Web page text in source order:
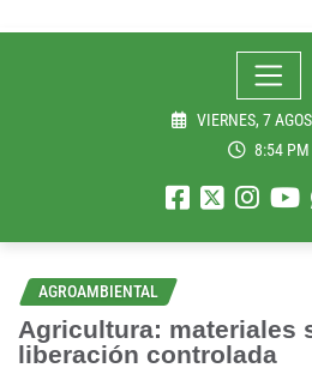
VIERNES, 7
8:54 PM
AGROAMBIENTAL
Agricultura: materiales
liberación controlada